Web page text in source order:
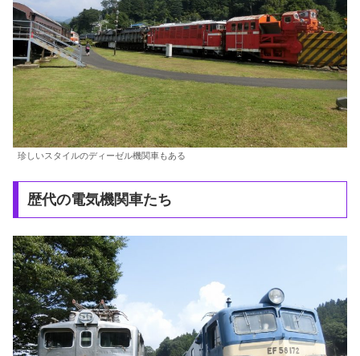
珍しいスタイルのディーゼル機関車もある
歴代の電気機関車たち